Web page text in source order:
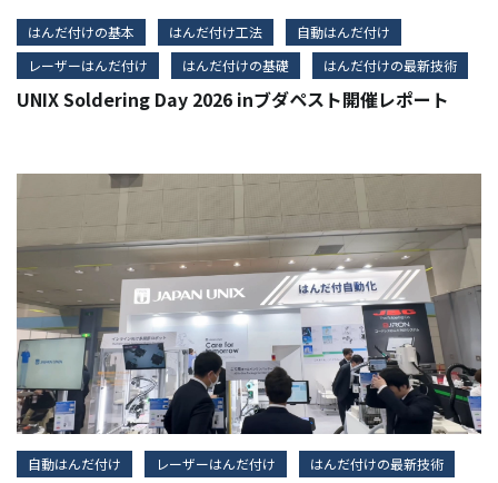
はんだ付けの基本 はんだ付け工法
自動はんだ付け
レーザーはんだ付け
はんだ付けの基礎 はんだ付けの最新技術
UNIX Soldering Day 2026 inブダペスト開催レポート
自動はんだ付け レーザーはんだ付け はんだ付けの最新技術